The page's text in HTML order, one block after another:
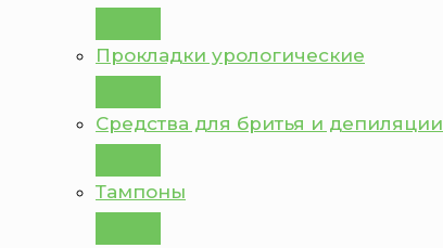
Прокладки урологические
Средства для бритья и депиляции
Тампоны